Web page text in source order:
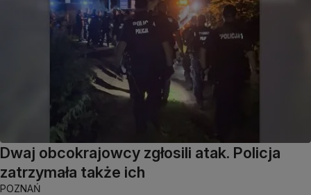
Dwaj obcokrajowcy zgłosili atak. Policja
zatrzymała także ich
POZNAŃ